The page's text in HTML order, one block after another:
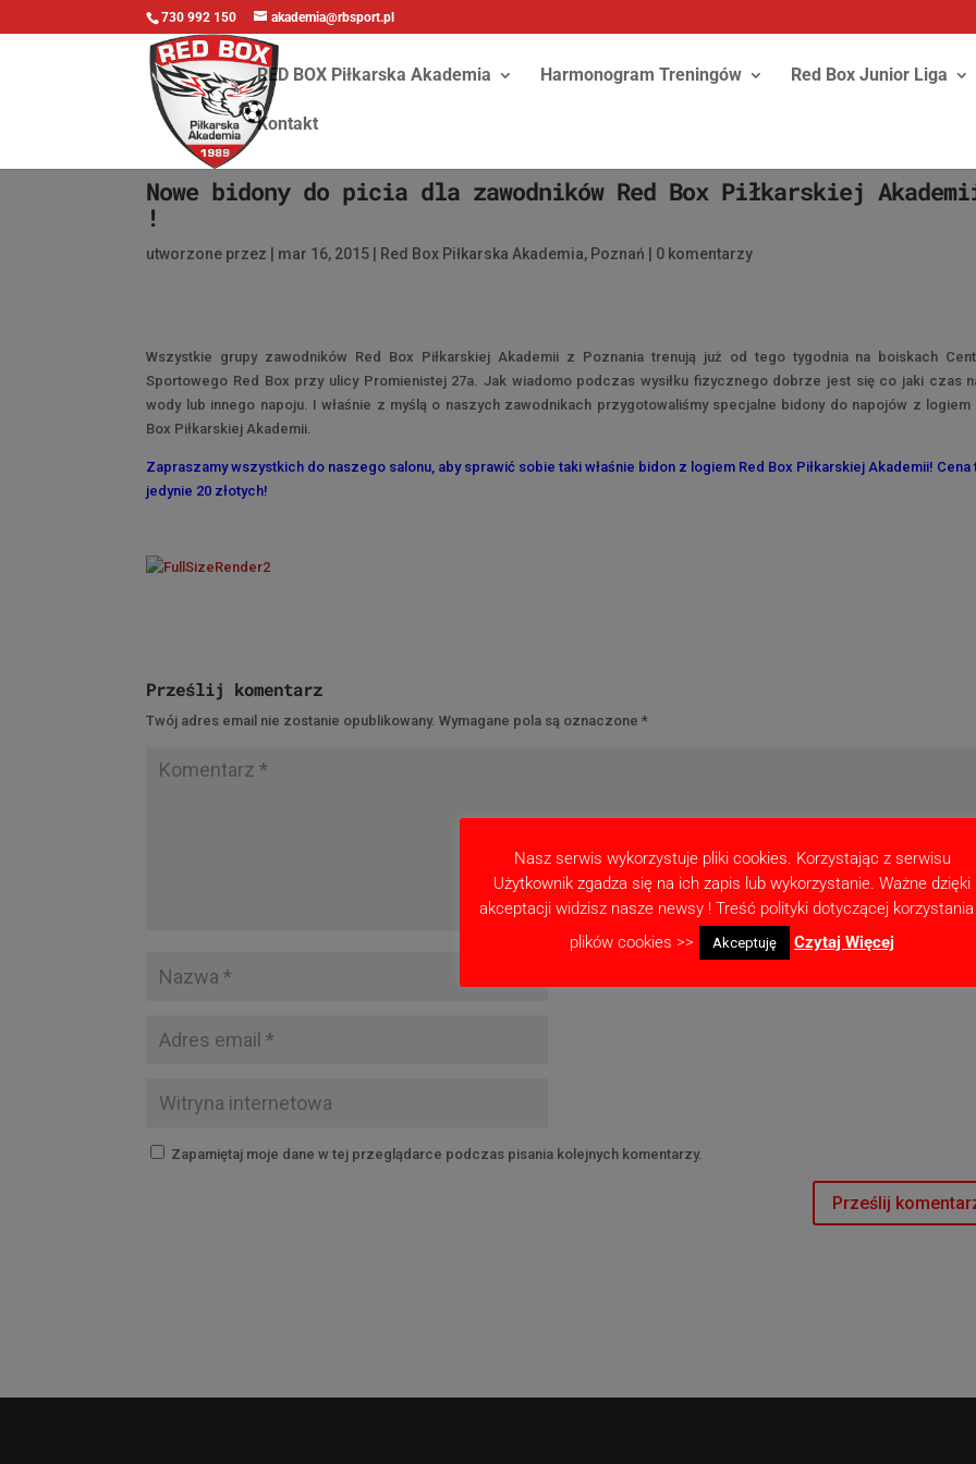
730 992 150 akademia@rbsport.pl
RED BOX Piłkarska Akademia Harmonogram Treningów Red Box Junior Liga
Kontakt
Nowe bidony do picia dla zawodników Red Box Piłkarskiej
!
utworzone przez mar 16, 2015 Red Box Piłkarska Akademia, Poznań 0 komentarzy
Wszystkie grupy zawodników Red Box Piłkarskiej Akademii z Poznania trenują już od tego tygodnia na boiskach
Sportowego Red Box przy ulicy Promienistej 27a. Jak wiadomo podczas wysiłku fizycznego dobrze jest się co jaki czas
wody lub innego napoju. I właśnie z myślą o naszych zawodnikach przygotowaliśmy specjalne bidony do napojów z logiem
Box Piłkarskiej Akademii.
Zapraszamy wszystkich do naszego salonu, aby sprawić sobie taki właśnie bidon z logiem Red Box Piłkarskiej Akademii! Cena
jedynie 20 złotych!
Prześlij komentarz
Twój adres email nie zostanie opublikowany. Wymagane pola są oznaczone*
Zapamiętaj moje dane w tej przeglądarce podczas pisania kolejnych komentarzy.
Nasz serwis wykorzystuje pliki cookies. Korzystając z serwisu
Użytkownik zgadza się na ich zapis lub wykorzystanie. Ważne dzięki
akceptacji widzisz nasze newsy ! Treść polityki dotyczącej
plików cookies >>
Akceptuję Czytaj Więcej